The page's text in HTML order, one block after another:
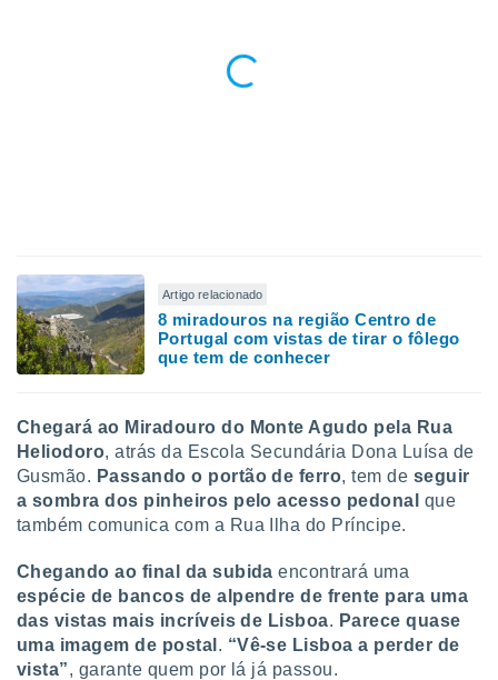
de
1199
Artigo relacionado
8 miradouros na região Centro de
Portugal com vistas de tirar o fôlego
que tem de conhecer
Chegará ao Miradouro do Monte Agudo pela Rua
Heliodoro, atrás da Escola Secundária Dona Luísa de
Gusmão. Passando o portão de ferro, tem de seguir
a sombra dos pinheiros pelo acesso pedonal que
também comunica com a Rua Ilha do Príncipe.
Chegando ao final da subida encontrará uma
espécie de bancos de alpendre de frente para uma
das vistas mais incríveis de Lisboa. Parece quase
uma imagem de postal . “Vê-se Lisboa a perder de
vista”, garante quem por lá já passou.